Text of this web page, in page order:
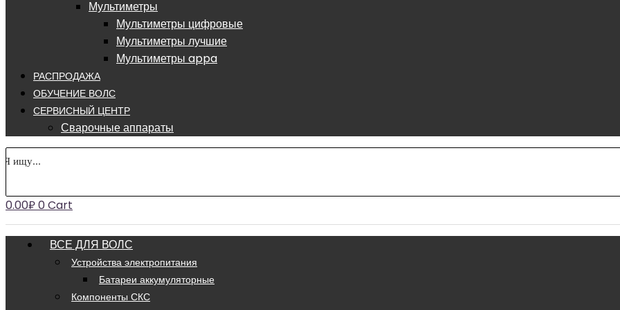
Мультиметры
Мультиметры цифровые
Мультиметры лучшие
Мультиметры appa
РАСПРОДАЖА
ОБУЧЕНИЕ ВОЛС
СЕРВИСНЫЙ ЦЕНТР
Сварочные аппараты
0.00₽0Cart
ВСЕ ДЛЯ ВОЛС
Устройства электропитания
Батареи аккумуляторные
Компоненты СКС